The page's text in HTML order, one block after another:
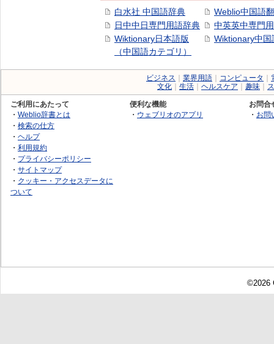
白水社 中国語辞典
日中中日専門用語辞典
Wiktionary日本語版
（中国語カテゴリ）
Weblio中国語
中英英中専門
Wiktionary中国
ビジネス 業界用語 コンピュータ
文化
生活 ヘルスケア 趣味
ご利用にあたって
・ Weblio辞書とは
・ 検索の仕方
・ ヘルプ
・ 利用規約
・ プライバシーポリシー
・ サイトマップ
・ クッキー・アクセスデータに
ついて
便利な機能
・ ウェブリオのアプリ
お問合
・ お問
©2026